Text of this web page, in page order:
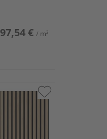
97,54 € / m²